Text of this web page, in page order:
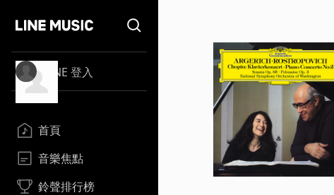
LINE 登入
首頁
音樂焦點
鈴聲排行榜